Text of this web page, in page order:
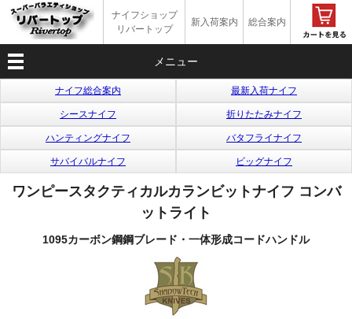
ナイフショップ
リバートップ
新入荷案内 総合案内
メニュー
ナイフ総合案内 最新入荷ナイフ
シースナイフ 折りたたみナイフ
ハンティングナイフ バタフライナイフ
サバイバルナイフ ビッグナイフ
ワンピースタクティカルカランビットナイフ コンバ
ットライト
1095カーボン鋼鋼ブレード・一体形成コードハンドル